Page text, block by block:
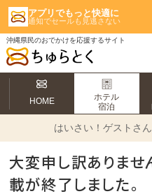
アプリでもっと快適に
通知でセールも見逃さない
沖縄県民のおでかけを応援するサイト
HOME
ホテル
宿泊
はいさい！ ゲストさ
大変申し訳ありませ
載が終了しました。